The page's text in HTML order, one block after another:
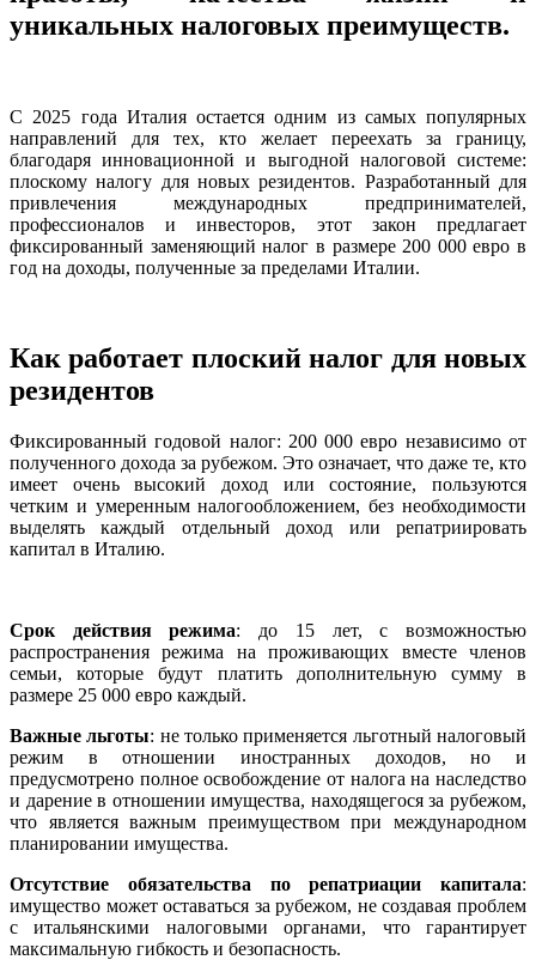
уникальных налоговых преимуществ.
С 2025 года Италия остается одним из самых популярных
направлений для тех, кто желает переехать за границу,
благодаря инновационной и выгодной налоговой системе:
плоскому налогу для новых резидентов. Разработанный для
привлечения международных предпринимателей,
профессионалов и инвесторов, этот закон предлагает
фиксированный заменяющий налог в размере 200 000 евро в
год на доходы, полученные за пределами Италии.
Как работает плоский налог для новых
резидентов
Фиксированный годовой налог: 200 000 евро независимо от
полученного дохода за рубежом. Это означает, что даже те, кто
имеет очень высокий доход или состояние, пользуются
четким и умеренным налогообложением, без необходимости
выделять каждый отдельный доход или репатриировать
капитал в Италию.
Срок действия режима: до 15 лет, с возможностью
распространения режима на проживающих вместе членов
семьи, которые будут платить дополнительную сумму в
размере 25 000 евро каждый.
Важные льготы: не только применяется льготный налоговый
режим в отношении иностранных доходов, но и
предусмотрено полное освобождение от налога на наследство
и дарение в отношении имущества, находящегося за рубежом,
что является важным преимуществом при международном
планировании имущества.
Отсутствие обязательства по репатриации капитала:
имущество может оставаться за рубежом, не создавая проблем
с итальянскими налоговыми органами, что гарантирует
максимальную гибкость и безопасность.